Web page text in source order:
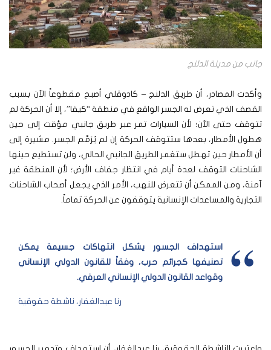
جانب من مدينة الدلنج
وأكدت المصادر، أن طريق الدلنج – كادوقلي أصبح مقطوعاً الآن بسبب
القصف الذي تعرض له الجسر الواقع في منطقة “كيقا”، إلا أن الحركة لم
تتوقف حتى الآن؛ لأن السيارات تمر عبر طريق جانبي مؤقت إلى حين
هطول الأمطار، بعدها ستتوقف الحركة إن لم يُرَمَّم الجسر. مشيرة إلى
أن الأمطار حين تهطل ستغمر الطريق الجانبي الحالي، ولن تستطيع حينها
الشاحنات التوقف لعدة أيام في انتظار جفاف الأرض؛ لأن المنطقة غير
آمنة، ومن الممكن أن تتعرض للنهب، الأمر الذي يجعل أصحاب الشاحنات
التجارية والمساعدات الإنسانية يتوقفون عن الحركة تماماً.
استهداف الجسور يشكل انتهاكات جسيمة يمكن
تصنيفها كجرائم حرب، وفقاً للقانون الدولي الإنساني
وقواعد القانون الدولي الإنساني العرفي.
رنا عبدالغفار، ناشطة حقوقية